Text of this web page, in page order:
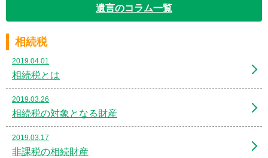
遺言のコラム一覧
相続税
2019.04.01
相続税とは
2019.03.26
相続税の対象となる財産
2019.03.17
非課税の相続財産